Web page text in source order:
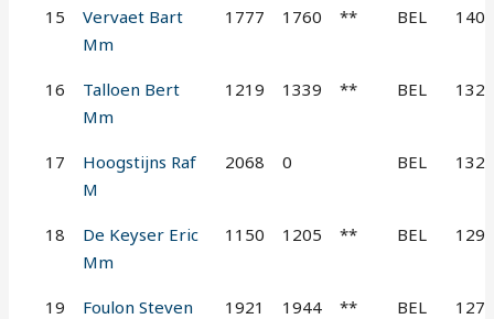
15
Vervaet Bart
Mm
1777 1760 ** BEL 140
16
Talloen Bert
Mm
1219 1339 ** BEL 132
17
Hoogstijns Raf
M
2068 0 BEL 132
18
De Keyser Eric
Mm
1150 1205 ** BEL 129
19
Foulon Steven
1921 1944 ** BEL 127